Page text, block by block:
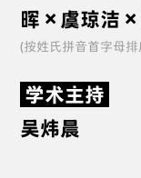
晖 × 虞琼洁
(按姓氏拼音首字母排
学术主持
吴炜晨